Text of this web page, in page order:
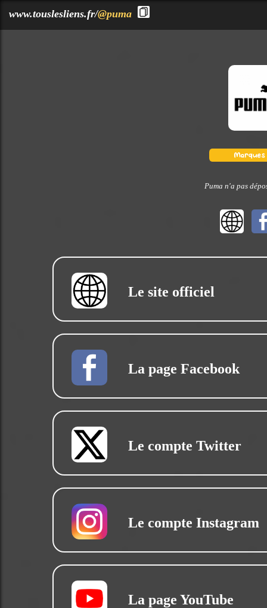
www.touslesliens.fr/@puma
Puma n'a pas
Le site officiel
La page Facebook
Le compte Twitter
Le compte Instagram
La page YouTube